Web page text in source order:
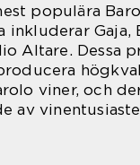
populära
inkluderar Gaja,
Altare. Dessa
viner, och
av